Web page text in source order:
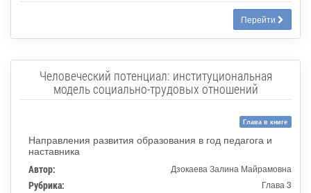
Перейти
Человеческий потенциал: институциональная
модель социально-трудовых отношений
Глава в книге
Направления развития образования в год педагога и
наставника
Автор: Дзокаева Залина Майрамовна
Рубрика: Глава 3